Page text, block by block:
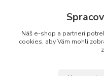
Náš e-shop a partneri
cookies, aby Vám mohli